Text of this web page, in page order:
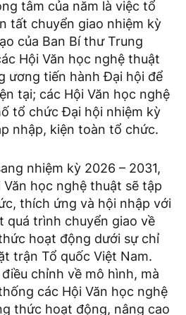
tâm của năm là việc tổ
tất chuyển giao nhiệm kỳ
của Ban Bí thư Trung
Hội Văn học nghệ thuật
ương tiến hành Đại hội để
tại; các Hội Văn học nghệ
tổ chức Đại hội nhiệm kỳ
nhập, kiện toàn tổ chức.
nhiệm kỳ 2026 – 2031,
Văn học nghệ thuật sẽ tập
thích ứng và hội nhập với
quá trình chuyển giao về
hoạt động dưới sự chỉ
trận Tổ quốc Việt Nam.
chỉnh về mô hình, mà
các Hội Văn học nghệ
thức hoạt động, nâng cao